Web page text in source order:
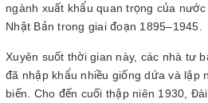
ngành xuất khẩu quan trọng của
Nhật Bản trong giai đoạn 1895–1945.
Xuyên suốt thời gian này, các nhà tư
đã nhập khẩu nhiều giống dứa và lập
biến. Cho đến cuối thập niên 1930,